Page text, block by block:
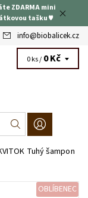
ZDARMA mini
tašku ♥
info@biobalicek.cz
0 ks / 0 Kč
Tuhý šampon
OBLÍBENEC